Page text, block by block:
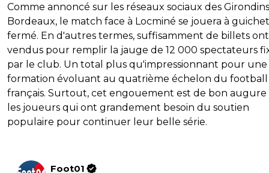
Comme annoncé sur les réseaux sociaux des
Bordeaux, le match face à Locminé se jouera à guichet
fermé. En d'autres termes, suffisamment de billets
vendus pour remplir la jauge de 12 000 spectateurs
par le club. Un total plus qu'impressionnant pour une
formation évoluant au quatrième échelon du football
français. Surtout, cet engouement est de bon
les joueurs qui ont grandement besoin du soutien
populaire pour continuer leur belle série.
Foot01